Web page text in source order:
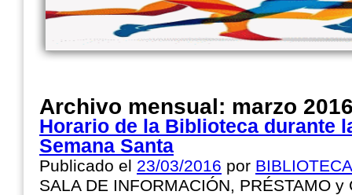
Archivo mensual: marzo
Horario de la Biblioteca durante
Semana Santa
Publicado el 23/03/2016 por
SALA DE INFORMACIÓN, PRÉSTAMO y